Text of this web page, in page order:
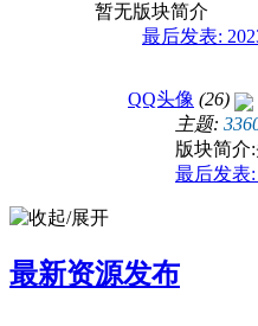
【
暂无版块简介
最后发表:
QQ头像 (26)
主题:
版块简介
最后发表:
最新资源发布